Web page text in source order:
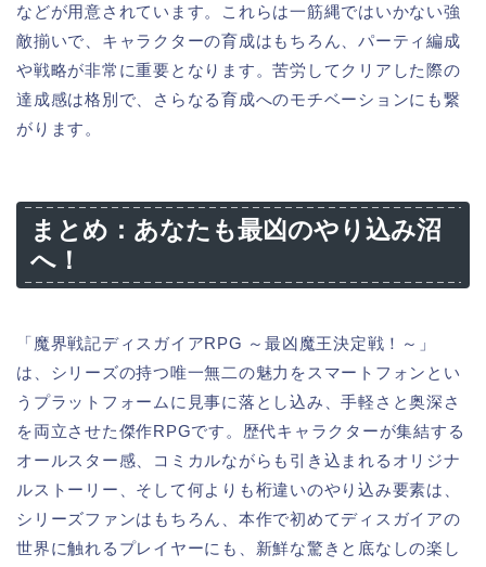
などが用意されています。これらは一筋縄ではいかない強
敵揃いで、キャラクターの育成はもちろん、パーティ編成
や戦略が非常に重要となります。苦労してクリアした際の
達成感は格別で、さらなる育成へのモチベーションにも繋
がります。
まとめ：あなたも最凶のやり込み沼
へ！
「魔界戦記ディスガイアRPG ～最凶魔王決定戦！～」
は、シリーズの持つ唯一無二の魅力をスマートフォンとい
うプラットフォームに見事に落とし込み、手軽さと奥深さ
を両立させた傑作RPGです。歴代キャラクターが集結する
オールスター感、コミカルながらも引き込まれるオリジナ
ルストーリー、そして何よりも桁違いのやり込み要素は、
シリーズファンはもちろん、本作で初めてディスガイアの
世界に触れるプレイヤーにも、新鮮な驚きと底なしの楽し